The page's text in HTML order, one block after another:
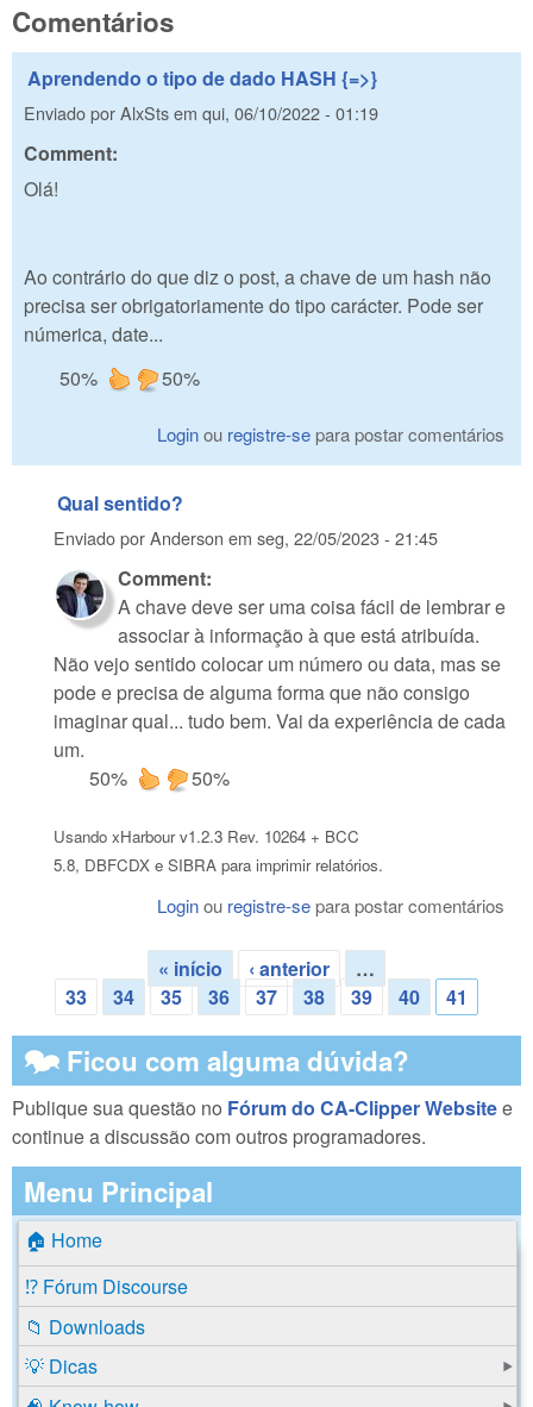
Comentários
Aprendendo o tipo de dado HASH {=>}
Enviado porAlxStsem qui, 06/10/2022 - 01:19
Comment:
Olá!
Ao contrário do que diz o post, a chave de um hash não
precisa ser obrigatoriamente do tipo carácter. Pode ser
númerica, date...
50%
50%
Loginou registre-separa postar comentários
Qual sentido?
Enviado porAnderson em seg, 22/05/2023 - 21:45
Comment:
A chave deve ser uma coisa fácil de lembrar e
associar à informação à que está atribuída.
Não vejo sentido colocar um número ou data, mas se
pode e precisa de alguma forma que não consigo
imaginar qual... tudo bem. Vai da experiência de cada
um.
50%
50%
Usando xHarbour v1.2.3 Rev. 10264 + BCC
5.8, DBFCDX e SIBRA para imprimir relatórios.
Loginou registre-separa postar comentários
Páginas
« início ‹ anterior
…
33
34 35 36 37 38 39 40 41
🗫 Ficou com alguma dúvida?
Publique sua questão no Fórum do CA-Clipper Websitee
continue a discussão com outros programadores.
Menu Principal
🏠 Home
⁉️ Fórum Discourse
📁 Downloads
💡 Dicas